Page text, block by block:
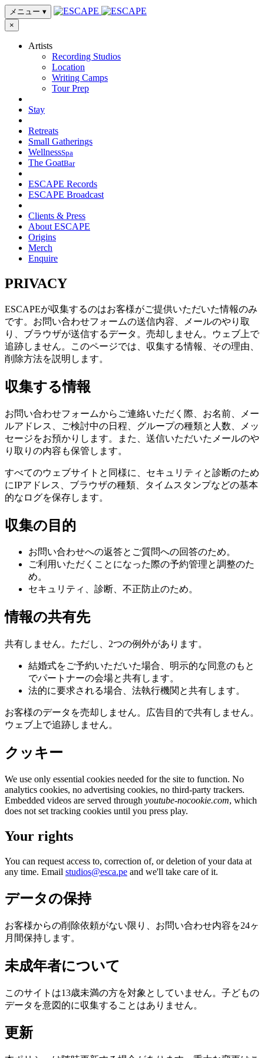
メニュー ▾
×
Artists
Recording Studios
Location
Writing Camps
Tour Prep
Stay
Retreats
Small Gatherings
WellnessSpa
The GoatBar
ESCAPE Records
ESCAPE Broadcast
Clients & Press
About ESCAPE
Origins
Merch
Enquire
PRIVACY
ESCAPEが収集するのはお客様がご提供いただいた情報のみ
です。お問い合わせフォームの送信内容、メールのやり取
り、ブラウザが送信するデータ。売却しません。ウェブ上で
追跡しません。このページでは、収集する情報、その理由、
削除方法を説明します。
収集する情報
お問い合わせフォームからご連絡いただく際、お名前、メー
ルアドレス、ご検討中の日程、グループの種類と人数、メッ
セージをお預かりします。また、送信いただいたメールのや
り取りの内容も保管します。
すべてのウェブサイトと同様に、セキュリティと診断のため
にIPアドレス、ブラウザの種類、タイムスタンプなどの基本
的なログを保存します。
収集の目的
お問い合わせへの返答とご質問への回答のため。
ご利用いただくことになった際の予約管理と調整のた
め。
セキュリティ、診断、不正防止のため。
情報の共有先
共有しません。ただし、2つの例外があります。
結婚式をご予約いただいた場合、明示的な同意のもと
でパートナーの会場と共有します。
法的に要求される場合、法執行機関と共有します。
お客様のデータを売却しません。広告目的で共有しません。
ウェブ上で追跡しません。
クッキー
We use only essential cookies needed for the site to function. No
analytics cookies, no advertising cookies, no third-party trackers.
Embedded videos are served through youtube-nocookie.com, which
does not set tracking cookies until you press play.
Your rights
You can request access to, correction of, or deletion of your data at
any time. Email studios@esca.pe and we'll take care of it.
データの保持
お客様からの削除依頼がない限り、お問い合わせ内容を24ヶ
月間保持します。
未成年者について
このサイトは13歳未満の方を対象としていません。子どもの
データを意図的に収集することはありません。
更新